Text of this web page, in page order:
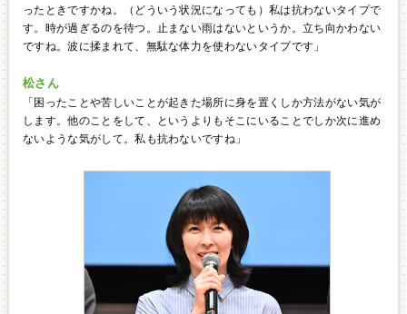
ったときですかね。（どういう状況になっても）私は抗わないタイプで
す。時が過ぎるのを待つ。止まない雨はないというか。立ち向かわない
ですね。波に揉まれて、無駄な体力を使わないタイプです」
松さん
「困ったことや苦しいことが起きた場所に身を置くしか方法がない気が
します。他のことをして、というよりもそこにいることでしか次に進め
ないような気がして。私も抗わないですね」